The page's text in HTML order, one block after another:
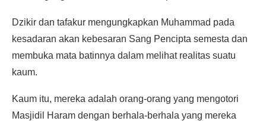
Dzikir dan tafakur mengungkapkan Muhammad pada
kesadaran akan kebesaran Sang Pencipta semesta dan
membuka mata batinnya dalam melihat realitas suatu
kaum.
Kaum itu, mereka adalah orang-orang yang mengotori
Masjidil Haram dengan berhala-berhala yang mereka